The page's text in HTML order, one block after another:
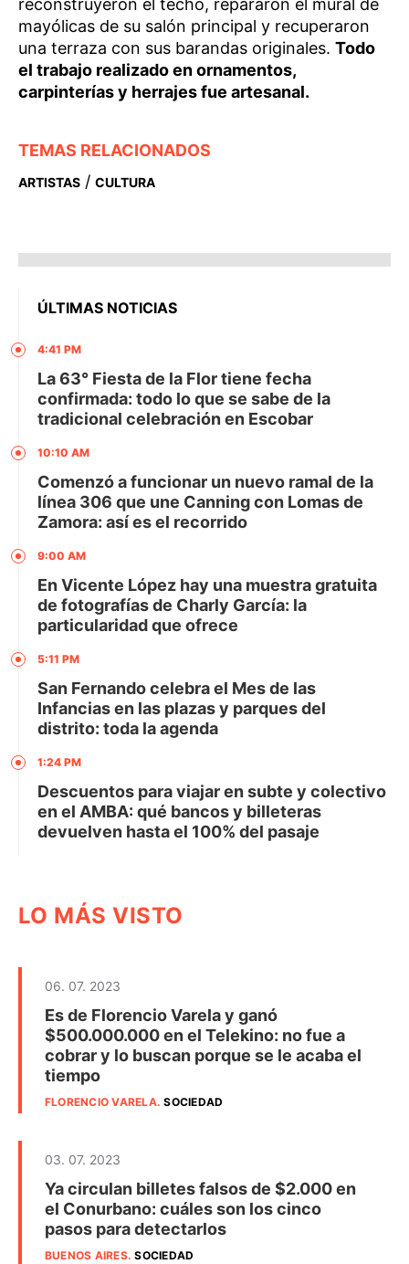
mayólicas de su salón principal y recuperaron
una terraza con sus barandas originales. Todo
el trabajo realizado en ornamentos,
carpinterías y herrajes fue artesanal.
TEMAS RELACIONADOS
ARTISTAS / CULTURA
ÚLTIMAS NOTICIAS
4:41 PM
La 63° Fiesta de la Flor tiene fecha
confirmada: todo lo que se sabe de la
tradicional celebración en Escobar
10:10 AM
Comenzó a funcionar un nuevo ramal de la
línea 306 que une Canning con Lomas de
Zamora: así es el recorrido
9:00 AM
En Vicente López hay una muestra gratuita
de fotografías de Charly García: la
particularidad que ofrece
5:11 PM
San Fernando celebra el Mes de las
Infancias en las plazas y parques del
distrito: toda la agenda
1:24 PM
Descuentos para viajar en subte y colectivo
en el AMBA: qué bancos y billeteras
devuelven hasta el 100% del pasaje
LO MÁS VISTO
06. 07. 2023
Es de Florencio Varela y ganó
$500.000.000 en el Telekino: no fue a
cobrar y lo buscan porque se le acaba el
tiempo
FLORENCIO VARELA.SOCIEDAD
03. 07. 2023
Ya circulan billetes falsos de $2.000 en
el Conurbano: cuáles son los cinco
pasos para detectarlos
BUENOS AIRES.SOCIEDAD